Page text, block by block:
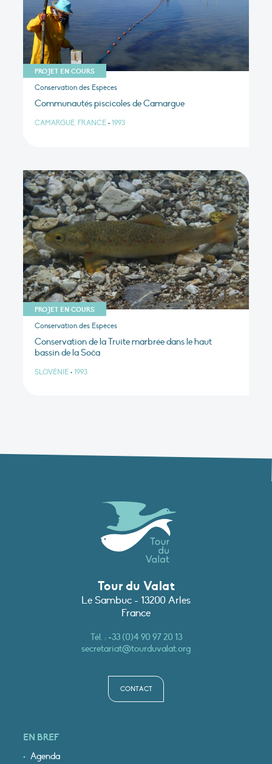
PROJET EN COURS
Conservation des Espèces
Communautés piscicoles de Camargue
CAMARGUE, FRANCE • 1993
PROJET EN COURS
Conservation des Espèces
Conservation de la Truite marbrée dans le haut
bassin de la Soča
SLOVÉNIE • 1993
Tour du Valat
Le Sambuc - 13200 Arles
France
Tél. :+33 (0)4 90 97 20 13
secretariat@tourduvalat.org
CONTACT
EN BREF
Agenda